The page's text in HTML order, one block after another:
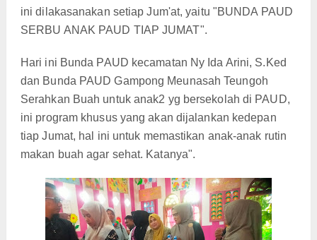
ini dilakasanakan setiap Jum'at, yaitu "BUNDA PAUD
SERBU ANAK PAUD TIAP JUMAT".
Hari ini Bunda PAUD kecamatan Ny Ida Arini, S.Ked
dan Bunda PAUD Gampong Meunasah Teungoh
Serahkan Buah untuk anak2 yg bersekolah di PAUD,
ini program khusus yang akan dijalankan kedepan
tiap Jumat, hal ini untuk memastikan anak-anak rutin
makan buah agar sehat. Katanya".